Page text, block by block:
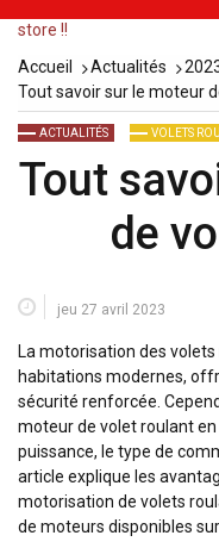
store !!
Accueil Actualités
Tout savoir sur le moteur
ACTUALITÉS VOLETS
Tout
de
jeu 27 avril 2023
La motorisation des
habitations modernes,
sécurité renforcée.
moteur de volet roulant
puissance, le type de
article explique les
motorisation de volets
de moteurs disponibles